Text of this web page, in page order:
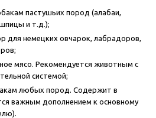
пастушьих пород (алабаи,
и т.д.);
для немецких овчарок, лабрадоров,
мясо. Рекомендуется животным с
системой;
любых пород. Содержит в
важным дополнением к основному